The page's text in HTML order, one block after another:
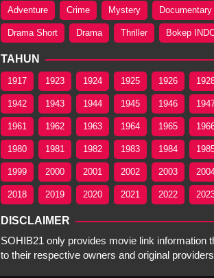
Adventure Crime Mystery Documentary
Drama Short Drama Thriller Bokep
TAHUN
1917 1923 1924 1925 1926
1942 1943 1944 1945 1946
1961 1962 1963 1964 1965
1980 1981 1982 1983 1984
1999 2000 2001 2002 2003
2018 2019 2020 2021 2022
DISCLAIMER
SOHIB21 only provides movie link information
to their respective owners and original